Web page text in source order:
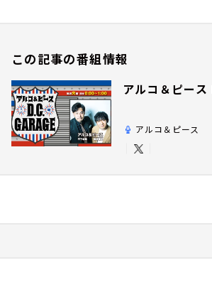
この記事の番組情報
アルコ＆ピー
アルコ＆ピース